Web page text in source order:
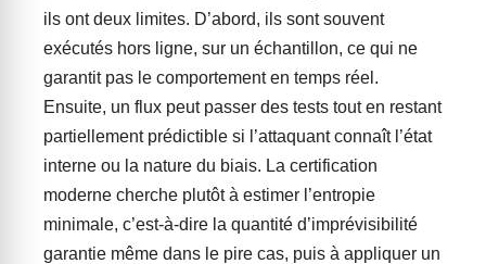
ils ont deux limites. D’abord, ils sont souvent
exécutés hors ligne, sur un échantillon, ce qui ne
garantit pas le comportement en temps réel.
Ensuite, un flux peut passer des tests tout en restant
partiellement prédictible si l’attaquant connaît l’état
interne ou la nature du biais. La certification
moderne cherche plutôt à estimer l’entropie
minimale, c’est-à-dire la quantité d’imprévisibilité
garantie même dans le pire cas, puis à appliquer un